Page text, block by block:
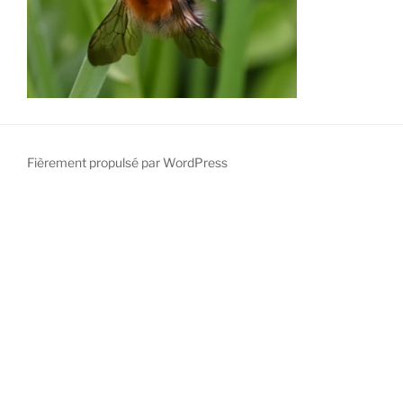
Fièrement propulsé par WordPress